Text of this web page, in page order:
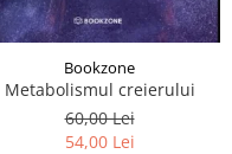
Bookzone
Metabolismul creierului
60,00 Lei
54,00 Lei